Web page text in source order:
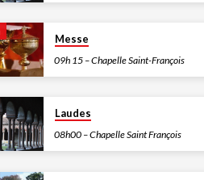
Messe
09h 15 – Chapelle Saint-François
Laudes
08h00 – Chapelle Saint François